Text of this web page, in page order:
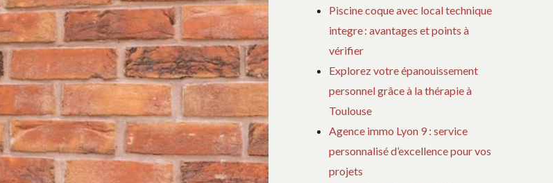
Piscine coque avec local technique
integre : avantages et points à
vérifier
Explorez votre épanouissement
personnel grâce à la thérapie à
Toulouse
Agence immo Lyon 9 : service
personnalisé d’excellence pour vos
projets